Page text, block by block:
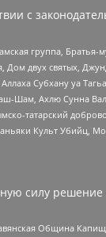
с
группа, Братья-
Дом двух святых,
Субхану уа
Шам, Ахлю Сунна
татарский
Культ Убийц,
силу решение
Община